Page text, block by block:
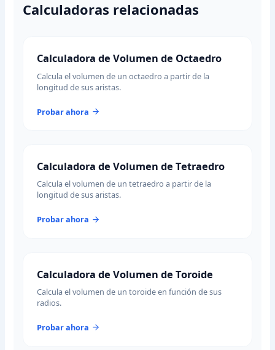
Calculadoras relacionadas
Calculadora de Volumen de Octaedro
Calcula el volumen de un octaedro a partir de la
longitud de sus aristas.
Probar ahora
Calculadora de Volumen de Tetraedro
Calcula el volumen de un tetraedro a partir de la
longitud de sus aristas.
Probar ahora
Calculadora de Volumen de Toroide
Calcula el volumen de un toroide en función de sus
radios.
Probar ahora